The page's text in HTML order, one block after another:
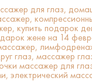
для глаз,
купить подарок
жене на 14
глаз, массажер
очки массажер для
электрический